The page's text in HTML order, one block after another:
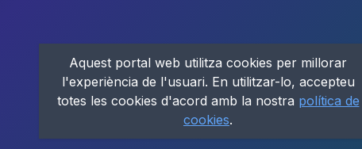
Aquest portal web utilitza cookies per millorar
l'experiència de l'usuari. En utilitzar-lo, accepteu
totes les cookies d'acord amb la nostra política de
cookies.